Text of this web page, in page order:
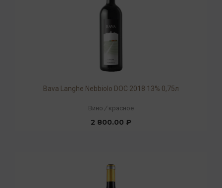
Bava Langhe Nebbiolo DOC 2018 13% 0,75л
Вино / красное
2 800.00 ₽